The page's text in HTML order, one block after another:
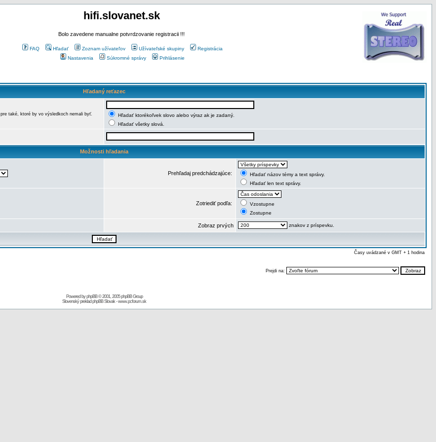
hifi.slovanet.sk
Bolo zavedene manualne potvrdzovanie registracii !!!
FAQ Hľadať Zoznam užívateľov Užívateľské skupiny
Registrácia
Nastavenia
Súkromné správy Prihlásenie
Hľadaný reťazec
pre také, ktoré by vo výsledkoch nemali byť.
Hľadať ktorékoľvek slovo alebo výraz ak je zadaný.
Hľadať všetky slová.
Možnosti hľadania
Prehľadaj predchádzajúce:
Hľadať názov témy a text správy.
Hľadať len text správy.
Zotriediť podľa:
Vzostupne
Zostupne
Zobraz prvých znakov z príspevku.
Časy uvádzané v GMT + 1 hodina
Prejdi na:
Powered byphpBB© 2001, 2005 phpBB Group
Slovenský preklad phpBB Slovak-www.pcforum.sk